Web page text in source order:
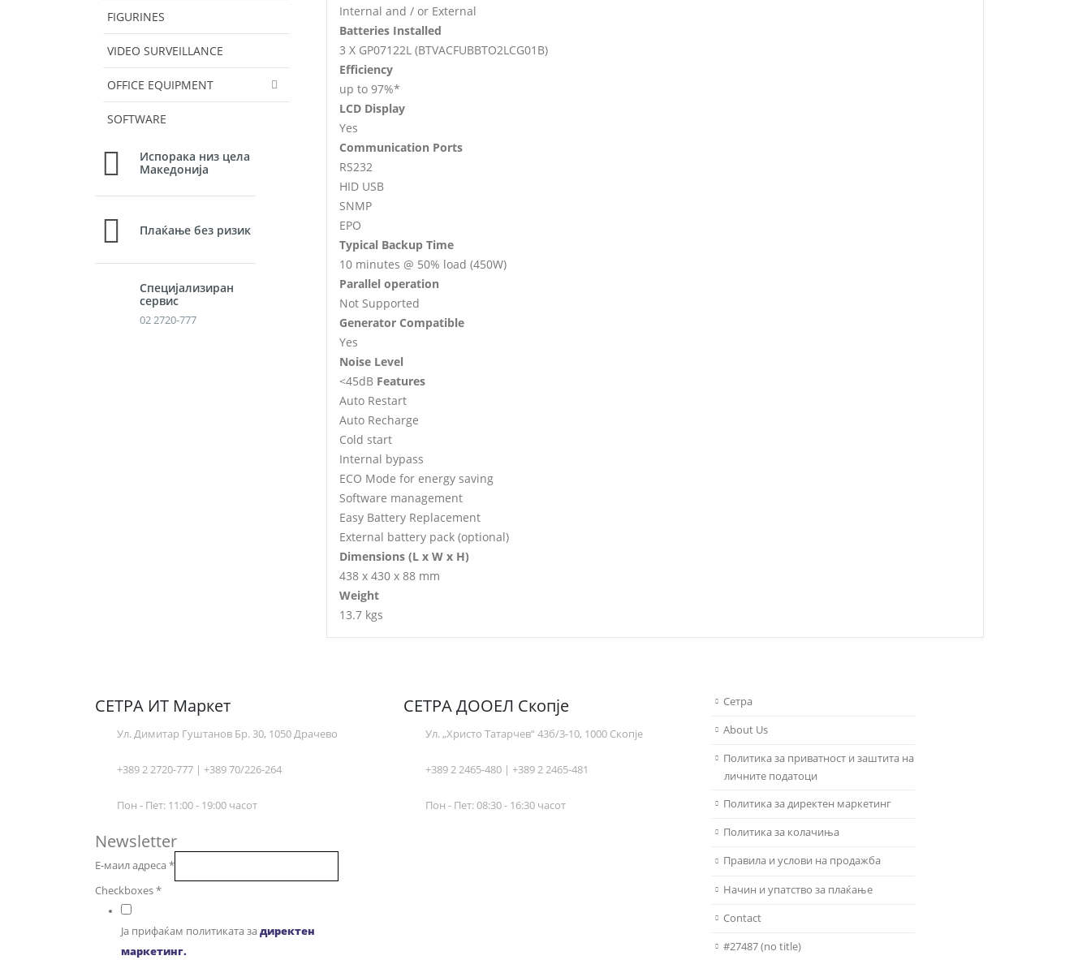
Internal and / or External
Batteries Installed
3 X GP07122L (BTVACFUBBTO2LCG01B)
Efficiency
up to 97%*
LCD Display
Yes
Communication Ports
RS232
HID USB
SNMP
EPO
Typical Backup Time
10 minutes @ 50% load (450W)
Parallel operation
Not Supported
Generator Compatible
Yes
Noise Level
<45dB Features
Auto Restart
Auto Recharge
Cold start
Internal bypass
ECO Mode for energy saving
Software management
Easy Battery Replacement
External battery pack (optional)
Dimensions (L x W x H)
438 x 430 x 88 mm
Weight
13.7 kgs
FIGURINES
VIDEO SURVEILLANCE
OFFICE EQUIPMENT
SOFTWARE
Испорака низ цела
Македонија
Плаќање без ризик
Специјализиран
сервис
02 2720-777
СЕТРА ИТ Маркет
Ул. Димитар Гуштанов Бр. 30, 1050 Драчево
+389 2 2720-777 | +389 70/226-264
Пон - Пет: 11:00 - 19:00 часот
Newsletter
Е-маил адреса*
Checkboxes*
Ја прифаќам политиката задиректен
маркетинг.
СЕТРА ДООЕЛ Скопје
Ул. „Христо Татарчев“ 43б/3-10, 1000 Скопје
+389 2 2465-480 | +389 2 2465-481
Пон - Пет: 08:30 - 16:30 часот
Сетра
About Us
Политика за приватност и заштита на
личните податоци
Политика за директен маркетинг
Политика за колачиња
Правила и услови на продажба
Начин и упатство за плаќање
Contact
#27487 (no title)